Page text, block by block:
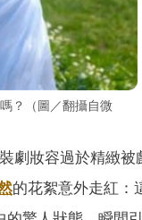
？（圖／翻攝自微
劇妝容過於精緻被
的花絮意外走紅：